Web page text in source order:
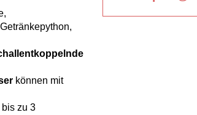
können mit
zu 3